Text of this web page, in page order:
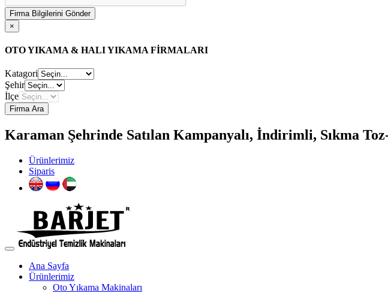
Firma Bilgilerini Gönder
×
OTO YIKAMA & HALI YIKAMA FİRMALARI
Katagori
Şehir
İlçe
Firma Ara
Karaman Şehrinde Satılan Kampanyalı, İndirimli, Sıkma
Ürünlerimiz
Siparis
Ana Sayfa
Ürünlerimiz
Oto Yıkama Makinaları